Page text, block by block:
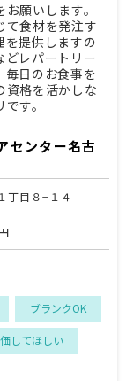
願いします。
て食材を発注す
を提供しますの
どレパートリー
毎日のお食事を
資格を活かしな
す。
センター名古
丁目８−１４
ブランクOK
してほしい